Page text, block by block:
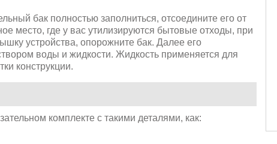
бак полностью заполниться, отсоедините его от
место, где у вас утилизируются бытовые отходы, при
устройства, опорожните бак. Далее его
воды и жидкости. Жидкость применяется для
конструкции.
комплекте с такими деталями, как: